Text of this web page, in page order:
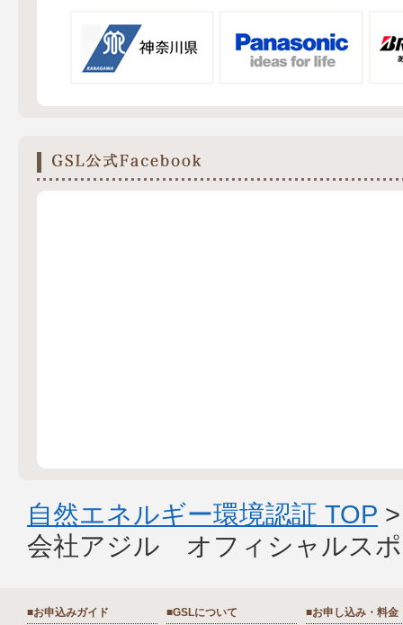
自然エネルギー環境認証 TOP
会社アジル オフィシャルス
■お申込みガイド ■GSLについて ■お申し込み・料金